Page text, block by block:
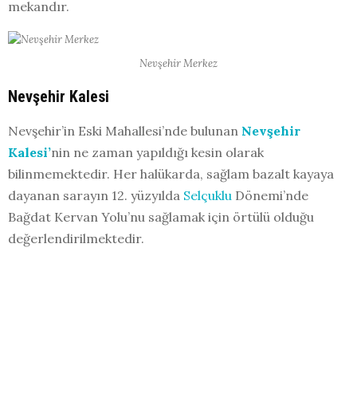
mekandır.
Nevşehir Merkez
Nevşehir Kalesi
Nevşehir’in Eski Mahallesi’nde bulunan Nevşehir
Kalesi’nin ne zaman yapıldığı kesin olarak
bilinmemektedir. Her halükarda, sağlam bazalt kayaya
dayanan sarayın 12. yüzyılda Selçuklu Dönemi’nde
Bağdat Kervan Yolu’nu sağlamak için örtülü olduğu
değerlendirilmektedir.